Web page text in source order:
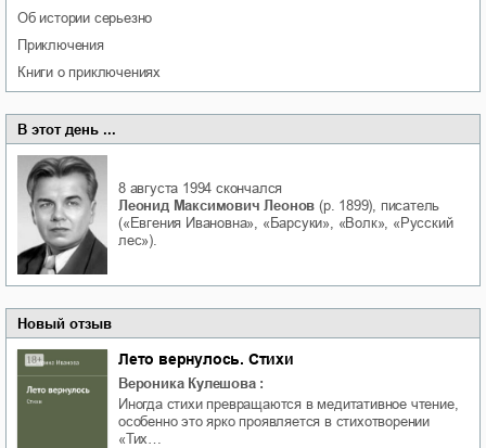
об истории серьезно
приключения
книги о приключениях
В этот день ...
8 августа 1994 скончался
Леонид Максимович Леонов (р. 1899), писатель
(«Евгения Ивановна», «Барсуки», «Волк», «Русский
лес»).
Новый отзыв
Лето вернулось. Стихи
Вероника Кулешова :
Иногда стихи превращаются в медитативное чтение,
особенно это ярко проявляется в стихотворении
«Тих…